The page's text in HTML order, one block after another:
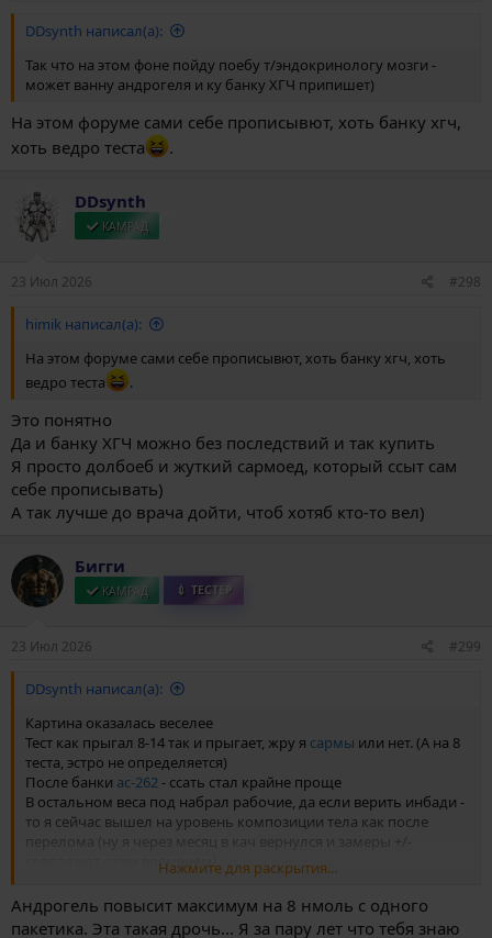
DDsynth написал(а):
Так что на этом фоне пойду поебу т/эндокринологу мозги -
может ванну андрогеля и ку банку ХГЧ припишет)
На этом форуме сами себе прописывют, хоть банку хгч,
хоть ведро теста
.
DDsynth
КАМРАД
23 Июл 2026 #298
himik написал(а):
На этом форуме сами себе прописывют, хоть банку хгч, хоть
ведро теста
.
Это понятно
Да и банку ХГЧ можно без последствий и так купить
Я просто долбоеб и жуткий сармоед, который ссыт сам
себе прописывать)
А так лучше до врача дойти, чтоб хотяб кто-то вел)
Бигги
КАМРАД 💉 ТЕСТЕР
23 Июл 2026 #299
DDsynth написал(а):
Картина оказалась веселее
Тест как прыгал 8-14 так и прыгает, жру я сармы или нет. (А на 8
теста, эстро не определяется)
После банки ac-262- ссать стал крайне проще
В остальном веса под набрал рабочие, да если верить инбади -
то я сейчас вышел на уровень композиции тела как после
перелома (ну я через месяц в кач вернулся и замеры +/-
совпадают с тем временем)
Так что на этом фоне пойду поебу андрологу/эндокринологу
мозги - может ванну андрогеля и банку ХГЧ припишет)
Нажмите для раскрытия...
Андрогель повысит максимум на 8 нмоль с одного
пакетика. Эта такая дрочь... Я за пару лет что тебя знаю